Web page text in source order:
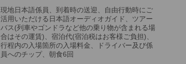
現地日本語係員、到着時の送迎、自由行動時にご
活用いただける日本語オーディオガイド、ツアー
バス(列車やゴンドラなど他の乗り物が含まれる場
合はその運賃)、宿泊代(宿泊税はお客様ご負担)、
行程内の入場箇所の入場料金、ドライバー及び係
員へのチップ、朝食6回